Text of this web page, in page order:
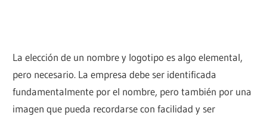
La elección de un nombre y logotipo es algo elemental,
pero necesario. La empresa debe ser identificada
fundamentalmente por el nombre, pero también por una
imagen que pueda recordarse con facilidad y ser